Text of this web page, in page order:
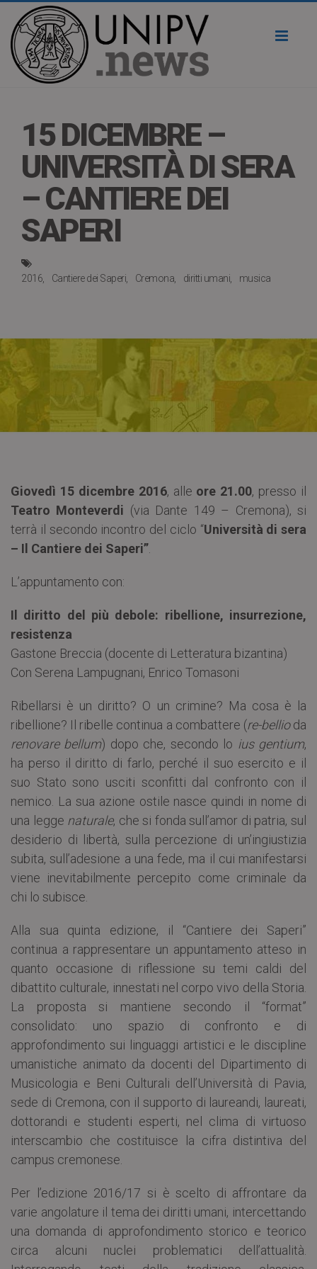
15 DICEMBRE –
UNIVERSITÀ DI SERA
– CANTIERE DEI
SAPERI
2016 Cantiere dei Saperi Cremona diritti umani musica
Giovedì 15 dicembre 2016, alle ore 21.00, presso il
Teatro Monteverdi (via Dante 149 – Cremona), si
terrà il secondo incontro del ciclo “Università di sera
– Il Cantiere dei Saperi”.
L’appuntamento con:
Il diritto del più debole: ribellione, insurrezione,
resistenza
Gastone Breccia (docente di Letteratura bizantina)
Con Serena Lampugnani, Enrico Tomasoni
Ribellarsi è un diritto? O un crimine? Ma cosa è la
ribellione? Il ribelle continua a combattere (re-bellioda
renovare bellum) dopo che, secondo lo ius gentium,
ha perso il diritto di farlo, perché il suo esercito e il
suo Stato sono usciti sconfitti dal confronto con il
nemico. La sua azione ostile nasce quindi in nome di
una legge naturale, che si fonda sull’amor di patria, sul
desiderio di libertà, sulla percezione di un’ingiustizia
subita, sull’adesione a una fede, ma il cui manifestarsi
viene inevitabilmente percepito come criminale da
chi lo subisce.
Alla sua quinta edizione, il “Cantiere dei Saperi”
continua a rappresentare un appuntamento atteso in
quanto occasione di riflessione su temi caldi del
dibattito culturale, innestati nel corpo vivo della Storia.
La proposta si mantiene secondo il “format”
consolidato: uno spazio di confronto e di
approfondimento sui linguaggi artistici e le discipline
umanistiche animato da docenti del Dipartimento di
Musicologia e Beni Culturali dell’Università di Pavia,
sede di Cremona, con il supporto di laureandi, laureati,
dottorandi e studenti esperti, nel clima di virtuoso
interscambio che costituisce la cifra distintiva del
campus cremonese.
Per l’edizione 2016/17 si è scelto di affrontare da
varie angolature il tema dei diritti umani, intercettando
una domanda di approfondimento storico e teorico
circa alcuni nuclei problematici dell’attualità.